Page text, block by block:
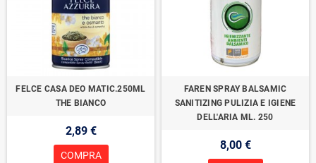
FELCE CASA DEO MATIC.250ML
THE BIANCO
2,89 €
COMPRA
FAREN SPRAY BALSAMIC
SANITIZING PULIZIA E IGIENE
DELL'ARIA ML. 250
8,00 €